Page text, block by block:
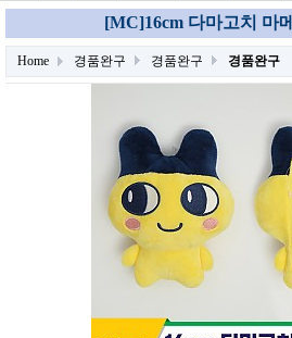
[MC]16cm 다마고치 마
Home 경품완구 경품완구 경품완구